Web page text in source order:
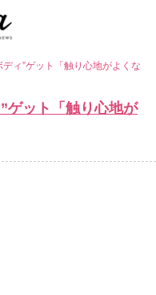
ィ”ゲット「触り心地がよくな
ゲット「触り心地が